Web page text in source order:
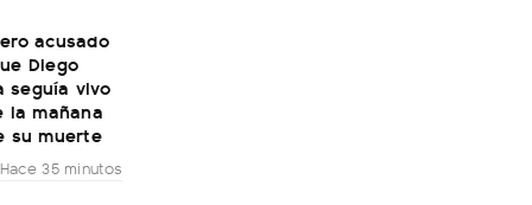
acusado
Diego
seguía vivo
la mañana
su muerte
Hace 35 minutos